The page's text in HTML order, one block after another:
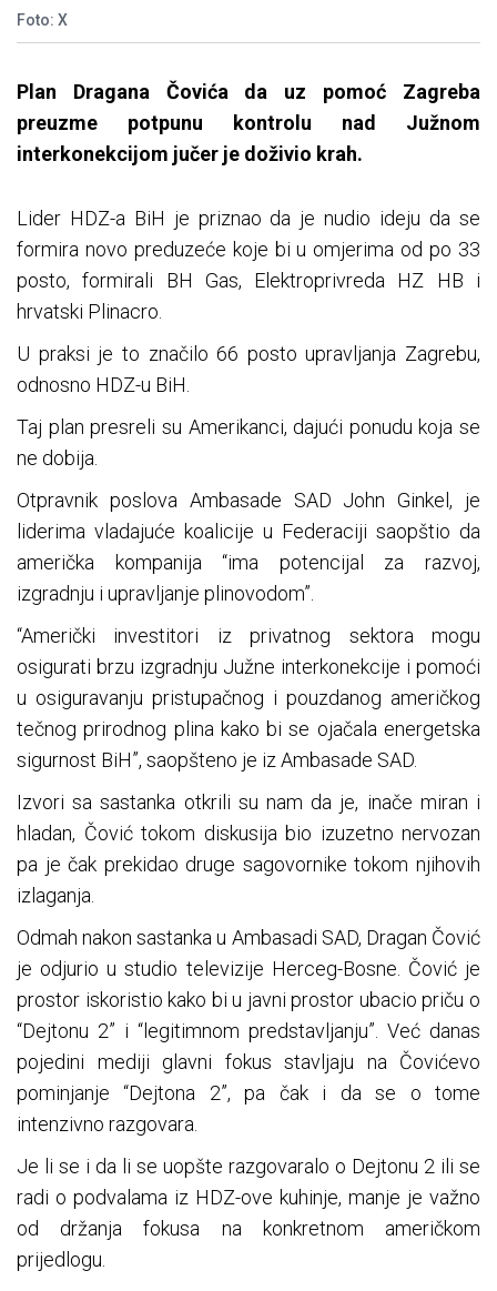
Foto: X
Plan Dragana Čovića da uz pomoć Zagreba
preuzme potpunu kontrolu nad Južnom
interkonekcijom jučer je doživio krah.
Lider HDZ-a BiH je priznao da je nudio ideju da se
formira novo preduzeće koje bi u omjerima od po 33
posto, formirali BH Gas, Elektroprivreda HZ HB i
hrvatski Plinacro.
U praksi je to značilo 66 posto upravljanja Zagrebu,
odnosno HDZ-u BiH.
Taj plan presreli su Amerikanci, dajući ponudu koja se
ne dobija.
Otpravnik poslova Ambasade SAD John Ginkel, je
liderima vladajuće koalicije u Federaciji saopštio da
američka kompanija “ima potencijal za razvoj,
izgradnju i upravljanje plinovodom”.
“Američki investitori iz privatnog sektora mogu
osigurati brzu izgradnju Južne interkonekcije i pomoći
u osiguravanju pristupačnog i pouzdanog američkog
tečnog prirodnog plina kako bi se ojačala energetska
sigurnost BiH”, saopšteno je iz Ambasade SAD.
Izvori sa sastanka otkrili su nam da je, inače miran i
hladan, Čović tokom diskusija bio izuzetno nervozan
pa je čak prekidao druge sagovornike tokom njihovih
izlaganja.
Odmah nakon sastanka u Ambasadi SAD, Dragan Čović
je odjurio u studio televizije Herceg-Bosne. Čović je
prostor iskoristio kako bi u javni prostor ubacio priču o
“Dejtonu 2” i “legitimnom predstavljanju”. Već danas
pojedini mediji glavni fokus stavljaju na Čovićevo
pominjanje “Dejtona 2”, pa čak i da se o tome
intenzivno razgovara.
Je li se i da li se uopšte razgovaralo o Dejtonu 2 ili se
radi o podvalama iz HDZ-ove kuhinje, manje je važno
od držanja fokusa na konkretnom američkom
prijedlogu.